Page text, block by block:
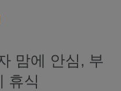
맘에 안심, 부
휴식